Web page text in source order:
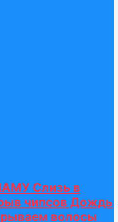
Слизь в
чипсов Дождь
волосы